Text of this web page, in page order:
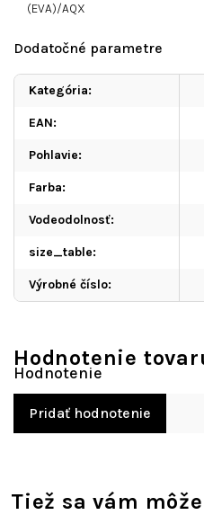
(EVA)/AQX
Dodatočné parametre
Kategória:
EAN:
Pohlavie:
Farba:
Vodeodolnosť:
size_table:
Výrobné číslo:
Hodnotenie
Pridať hodnotenie
Tiež sa vám